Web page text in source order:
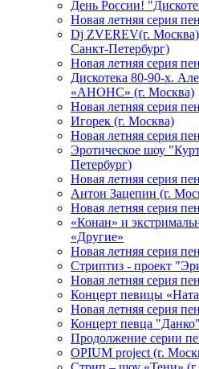
День России!
Новая летняя серия
Dj ZVEREV(г.
Санкт-Петербург)
Новая летняя серия
Дискотека 80-90-х.
«АНОНС» (г. Москва)
Новая летняя серия
Игорек (г. Москва)
Новая летняя серия
Эротическое шоу
Петербург)
Новая летняя серия
Антон Зацепин (г.
Новая летняя серия
«Конан» и
«Другие»
Новая летняя серия
Стриптиз - проект
Новая летняя серия
Концерт певицы
Новая летняя серия
Концерт певца
Продолжение серии
OPIUM project (г.